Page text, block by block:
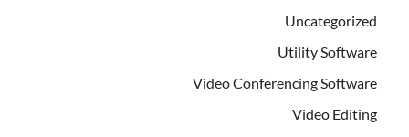
Uncategorized
Utility Software
Video Conferencing Software
Video Editing